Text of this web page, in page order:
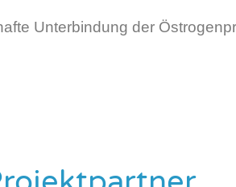
Unterbindung der